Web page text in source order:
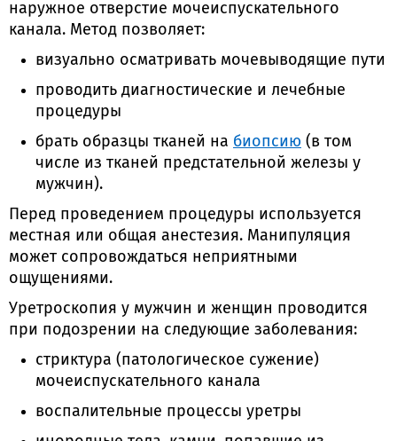
наружное отверстие мочеиспускательного
канала. Метод позволяет:
визуально осматривать мочевыводящие пути
проводить диагностические и лечебные
процедуры
брать образцы тканей на биопсию (в том
числе из тканей предстательной железы у
мужчин).
Перед проведением процедуры используется
местная или общая анестезия. Манипуляция
может сопровождаться неприятными
ощущениями.
Уретроскопия у мужчин и женщин проводится
при подозрении на следующие заболевания:
стриктура (патологическое сужение)
мочеиспускательного канала
воспалительные процессы уретры